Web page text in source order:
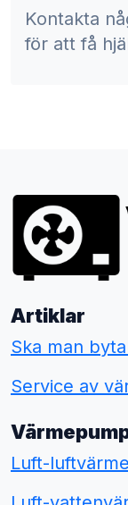
Kontakta
för att få
Artiklar
Ska man
Service av
Luft-